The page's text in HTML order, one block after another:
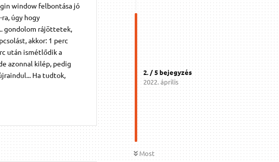
2. /5bejegyzés
2022. április
Most
window felbontása jó
úgy hogy
gondolom rájöttetek,
akkor: 1 perc
után ismétlődik a
azonnal kilép, pedig
Ha tudtok,